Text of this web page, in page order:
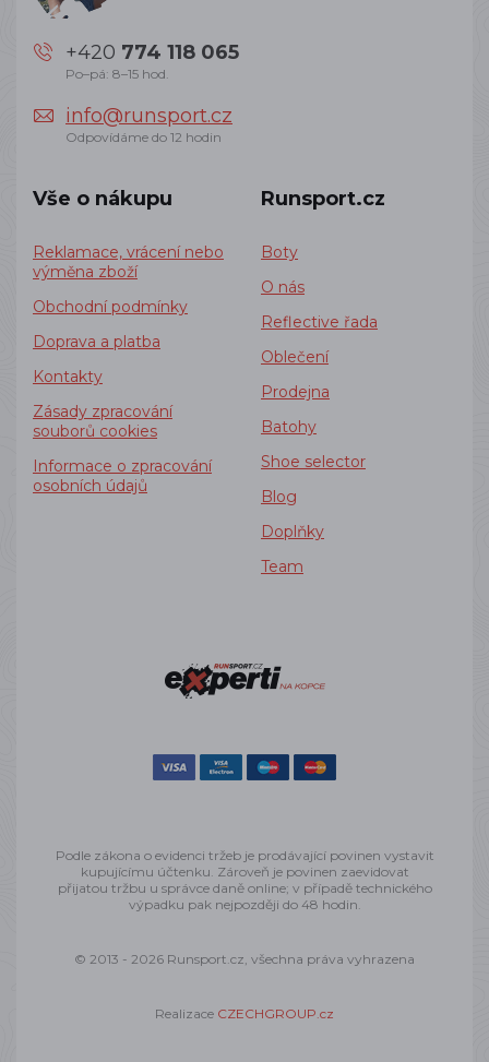
+420 774 118 065
Po–pá: 8–15 hod.
info@runsport.cz
Odpovídáme do 12 hodin
Vše o nákupu
Reklamace, vrácení nebo
výměna zboží
Obchodní podmínky
Doprava a platba
Kontakty
Zásady zpracování
souborů cookies
Informace o zpracování
osobních údajů
Runsport.cz
Boty
O nás
Reflective řada
Oblečení
Prodejna
Batohy
Shoe selector
Blog
Doplňky
Team
Podle zákona o evidenci tržeb je prodávající povinen vystavit
kupujícímu účtenku. Zároveň je povinen zaevidovat
přijatou tržbu u správce daně online; v případě technického
výpadku pak nejpozději do 48 hodin.
© 2013 - 2026 Runsport.cz, všechna práva vyhrazena
Realizace CZECHGROUP.cz